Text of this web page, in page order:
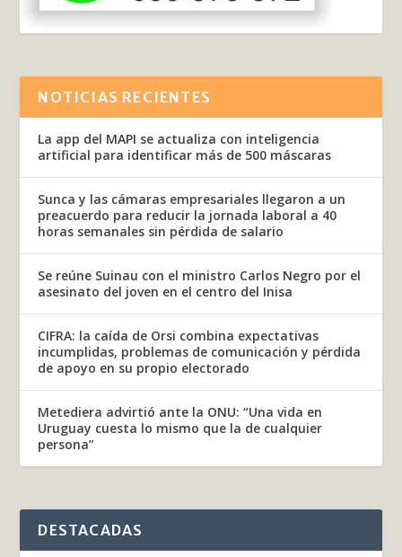
NOTICIAS RECIENTES
La app del MAPI se actualiza con inteligencia
artificial para identificar más de 500 máscaras
Sunca y las cámaras empresariales llegaron a un
preacuerdo para reducir la jornada laboral a 40
horas semanales sin pérdida de salario
Se reúne Suinau con el ministro Carlos Negro por el
asesinato del joven en el centro del Inisa
CIFRA: la caída de Orsi combina expectativas
incumplidas, problemas de comunicación y pérdida
de apoyo en su propio electorado
Metediera advirtió ante la ONU: “Una vida en
Uruguay cuesta lo mismo que la de cualquier
persona”
DESTACADAS